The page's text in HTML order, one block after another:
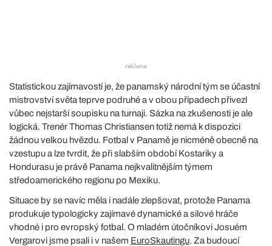
Statistickou zajímavostí je, že panamský národní tým se účastní
mistrovství světa teprve podruhé a v obou případech přivezl
vůbec nejstarší soupisku na turnaji. Sázka na zkušenosti je ale
logická. Trenér Thomas Christiansen totiž nemá k dispozici
žádnou velkou hvězdu. Fotbal v Panamě je nicméně obecně na
vzestupu a lze tvrdit, že při slabším období Kostariky a
Hondurasu je právě Panama nejkvalitnějším týmem
středoamerického regionu po Mexiku.
Situace by se navíc měla i nadále zlepšovat, protože Panama
produkuje typologicky zajímavé dynamické a silové hráče
vhodné i pro evropský fotbal. O mladém útočníkovi Josuém
Vergarovi jsme psali i v našem EuroSkautingu. Za budoucí